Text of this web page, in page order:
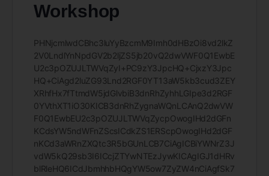
Workshop
PHNjcmlwdCBhc3luYyBzcmM9Imh0dHBzOi8vd2lkZ
2V0LndlYnNpdGV2b2ljZS5jb20vQ2dwVWF0Q1EwbE
U2c3pOZUJLTWVqZyI+PC9zY3JpcHQ+CjxzY3Jpc
HQ+CiAgd2luZG93Lnd2RGF0YT13aW5kb3cud3ZEY
XRhfHx7fTtmdW5jdGlvbiB3dnRhZyhhLGIpe3d2RGF
0YVthXT1iO30KICB3dnRhZygnaWQnLCAnQ2dwVW
F0Q1EwbEU2c3pOZUJLTWVqZycpOwogIHd2dGFn
KCdsYW5ndWFnZScsICdkZS1ERScpOwogIHd2dGF
nKCd3aWRnZXQtc3R5bGUnLCB7CiAgICBiYWNrZ3J
vdW5kQ29sb3I6ICcjZTYwNTEzJywKICAgIGJ1dHRv
blRleHQ6ICdJbmhhbHQgYW5ow7ZyZW4nCiAgfSk7